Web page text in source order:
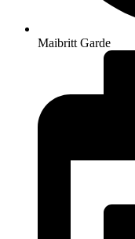
Maibritt Garde